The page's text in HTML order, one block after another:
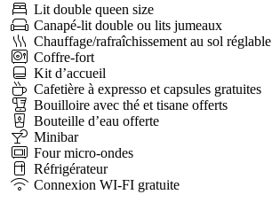
Lit double queen size
Canapé-lit double ou lits jumeaux
Chauffage/rafraîchissement au sol réglable
Coffre-fort
Kit d’accueil
Cafetière à expresso et capsules gratuites
Bouilloire avec thé et tisane offerts
Bouteille d’eau offerte
Minibar
Four micro-ondes
Réfrigérateur
Connexion WI-FI gratuite